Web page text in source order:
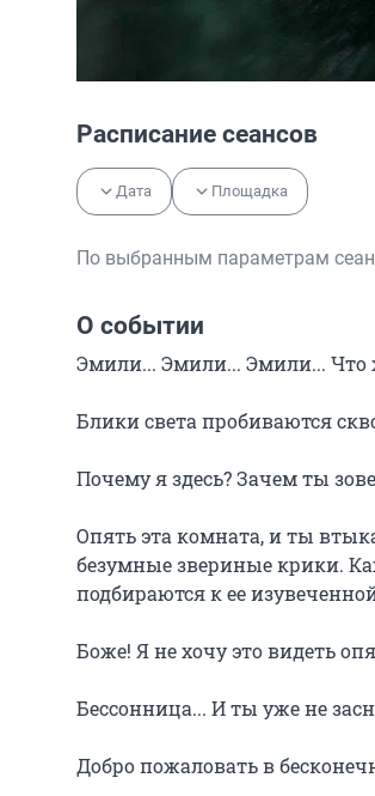
Расписание сеансов
Дата Площадка
По выбранным параметрам
О событии
Эмили... Эмили... Эмили... Что
Блики света пробиваются
Почему я здесь? Зачем ты
Опять эта комната, и ты
безумные звериные крики.
подбираются к ее
Боже! Я не хочу это видеть
Бессонница... И ты уже не
Добро пожаловать в